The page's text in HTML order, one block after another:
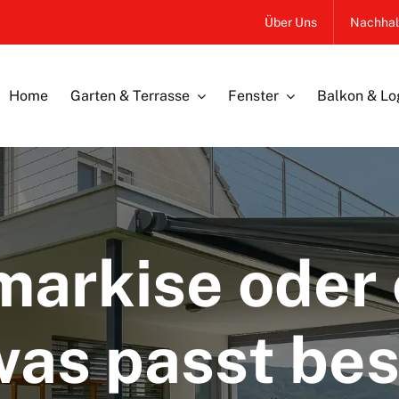
Über Uns
Home Garten & Terrasse Fenster Balkon &
oder
passt